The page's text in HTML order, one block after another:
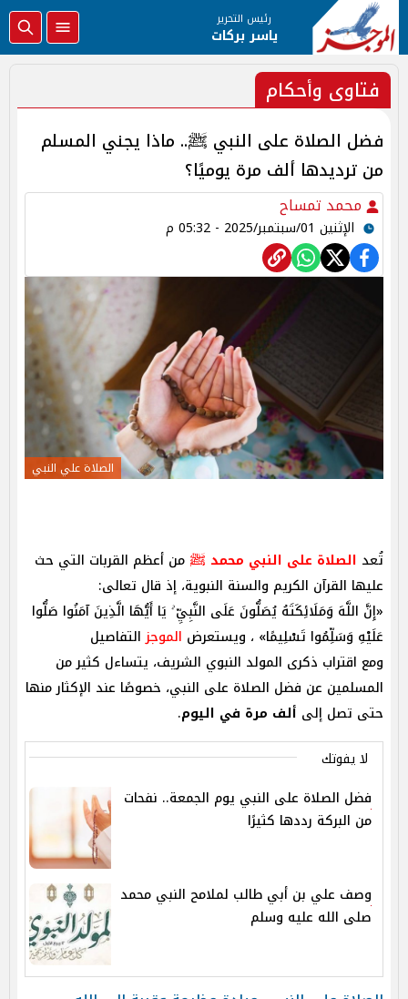
رئيس التحرير
ياسر بركات
فتاوى وأحكام
فضل الصلاة على النبي ﷺ.. ماذا يجني المسلم
من ترديدها ألف مرة يوميًا؟
محمد تمساح
الإثنين 01/سبتمبر/2025 - 05:32 م
الصلاة علي النبي
تُعد الصلاة على النبي محمد ﷺ من أعظم القربات التي حث
عليها القرآن الكريم والسنة النبوية، إذ قال تعالى:
«إِنَّ اللَّهَ وَمَلَائِكَتَهُ يُصَلُّونَ عَلَى النَّبِيِّ ۚ يَا أَيُّهَا الَّذِينَ آمَنُوا صَلُّوا
عَلَيْهِ وَسَلِّمُوا تَسْلِيمًا» ، ويستعرض الموجزالتفاصيل
ومع اقتراب ذكرى المولد النبوي الشريف، يتساءل كثير من
المسلمين عن فضل الصلاة على النبي، خصوصًا عند الإكثار منها
حتى تصل إلى ألف مرة في اليوم.
لا يفوتك
فضل الصلاة على النبي يوم الجمعة.. نفحات
من البركة رددها كثيرًا
وصف علي بن أبي طالب لملامح النبي محمد
صلى الله عليه وسلم